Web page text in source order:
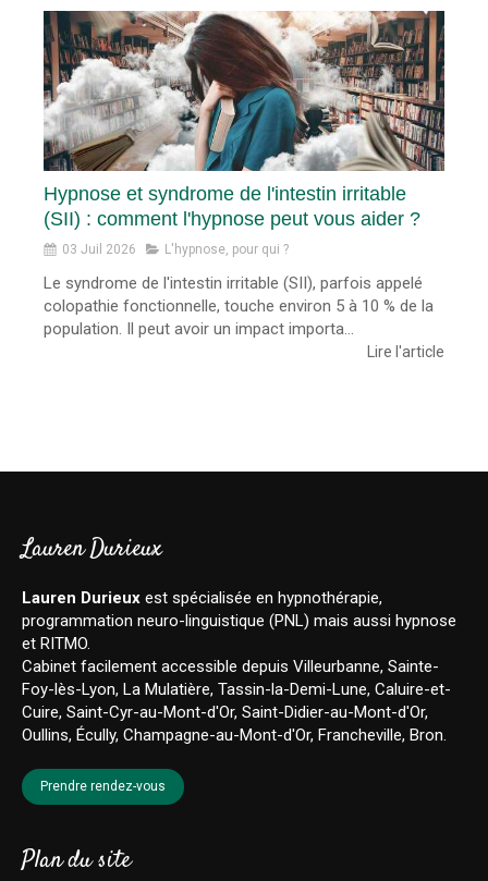
Hypnose et syndrome de l'intestin irritable
(SII) : comment l'hypnose peut vous aider ?
03 Juil 2026 L'hypnose, pour qui ?
Le syndrome de l'intestin irritable (SII), parfois appelé
colopathie fonctionnelle, touche environ 5 à 10 % de la
population. Il peut avoir un impact importa...
Lire l'article
Lauren Durieux
Lauren Durieux est spécialisée en hypnothérapie,
programmation neuro-linguistique (PNL) mais aussi hypnose
et RITMO.
Cabinet facilement accessible depuis Villeurbanne, Sainte-
Foy-lès-Lyon, La Mulatière, Tassin-la-Demi-Lune, Caluire-et-
Cuire, Saint-Cyr-au-Mont-d'Or, Saint-Didier-au-Mont-d'Or,
Oullins, Écully, Champagne-au-Mont-d'Or, Francheville, Bron.
Prendre rendez-vous
Plan du site